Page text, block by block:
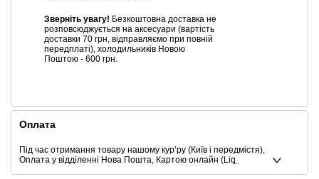
Зверніть увагу! Безкоштовна доставка не
розповсюджується на аксесуари (вартість
доставки 70 грн, відправляємо при повній
передплаті), холодильників Новою
Поштою - 600 грн.
Оплата
Під час отримання товару нашому курʼру (Київ і передмістя),
Оплата у відділенні Нова Пошта, Картою онлайн (Liqpay,